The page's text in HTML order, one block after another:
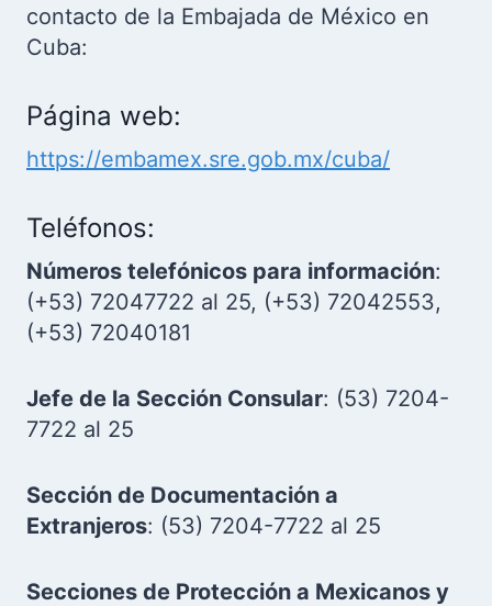
contacto de la Embajada de México en
Cuba:
Página web:
https://embamex.sre.gob.mx/cuba/
Teléfonos:
Números telefónicos para información:
(+53) 72047722 al 25, (+53) 72042553,
(+53) 72040181
Jefe de la Sección Consular: (53) 7204-
7722 al 25
Sección de Documentación a
Extranjeros: (53) 7204-7722 al 25
Secciones de Protección a Mexicanos y